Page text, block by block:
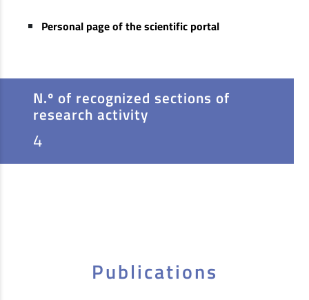
Personal page of the scientific portal
N.º of recognized sections of
research activity
4
Publications